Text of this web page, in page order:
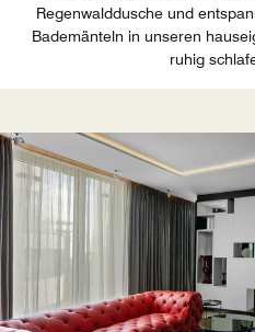
Regenwalddusche und
Bademänteln in unseren
ruhig